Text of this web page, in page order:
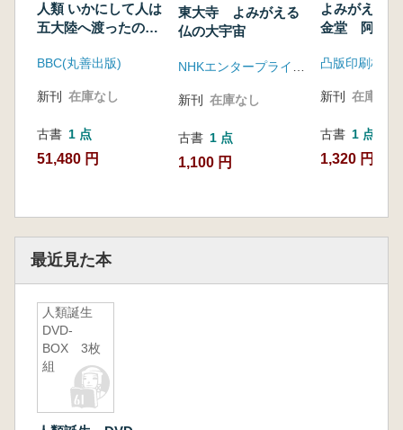
人類 いかにして人は
五大陸へ渡ったの
BBC(丸善出版)
新刊 在庫なし
古書 1 点
51,480 円
東大寺 よみがえる
仏の大宇宙
新刊 在庫なし
古書 1 点
1,100 円
よみがえる
金堂 阿修羅
凸版印刷株式
新刊 在庫なし
古書 1 点
1,320 円
最近見た本
人類誕生
DVD-
BOX 3枚
組